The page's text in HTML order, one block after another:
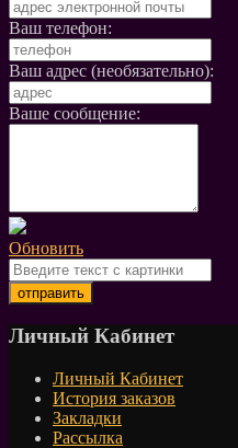
Ваш телефон:
Ваш адрес (необязательно):
Ваше сообщение:
Обновить
Личный Кабинет
Личный Кабинет
История заказов
Закладки
Рассылка